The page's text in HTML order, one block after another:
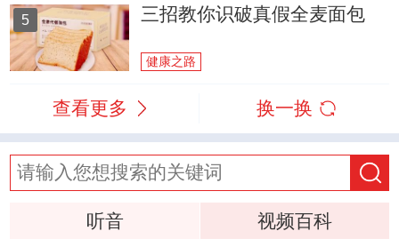
5 三招教你识破真假全麦面包
健康之路
查看更多 换一换
听音
视频百科